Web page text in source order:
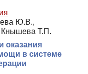
Ю.В.,
Кнышева Т.П.
оказания
в системе